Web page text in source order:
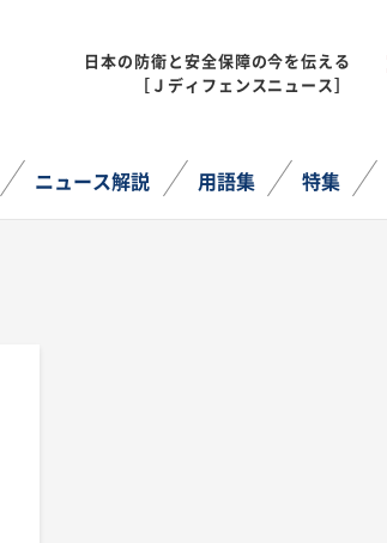
日本の防衛と安全保障の今を伝える
［Ｊディフェンスニュース］
ニュース解説 用語集 特集